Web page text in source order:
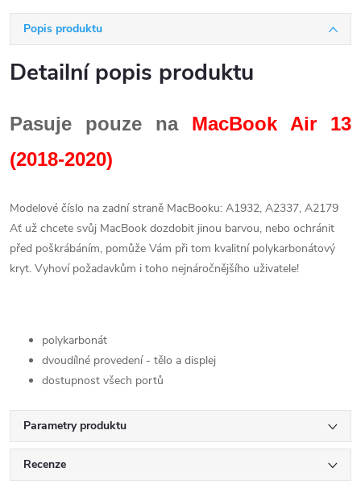
Popis produktu
Detailní popis produktu
Pasuje pouze na MacBook Air 13
(2018-2020)
Modelové číslo na zadní straně MacBooku: A1932, A2337, A2179
Ať už chcete svůj MacBook dozdobit jinou barvou, nebo ochránit
před poškrábáním, pomůže Vám při tom kvalitní polykarbonátový
kryt. Vyhoví požadavkům i toho nejnáročnějšího uživatele!
polykarbonát
dvoudílné provedení - tělo a displej
dostupnost všech portů
Parametry produktu
Recenze